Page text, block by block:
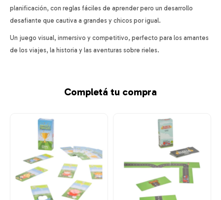
planificación, con reglas fáciles de aprender pero un desarrollo
desafiante que cautiva a grandes y chicos por igual.
Un juego visual, inmersivo y competitivo, perfecto para los amantes
de los viajes, la historia y las aventuras sobre rieles.
Completá tu compra